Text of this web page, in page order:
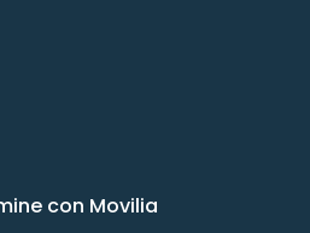
con Movilia